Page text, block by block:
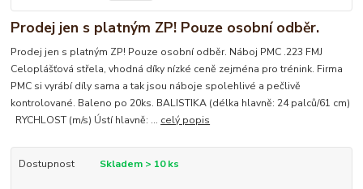
Prodej jen s platným ZP! Pouze osobní odběr.
Prodej jen s platným ZP! Pouze osobní odběr. Náboj PMC .223 FMJ
Celoplášťová střela, vhodná díky nízké ceně zejména pro trénink. Firma
PMC si vyrábí díly sama a tak jsou náboje spolehlivé a pečlivě
kontrolované. Baleno po 20ks. BALISTIKA (délka hlavně: 24 palců/61 cm)
RYCHLOST (m/s) Ústí hlavně: ... celý popis
Dostupnost Skladem > 10 ks